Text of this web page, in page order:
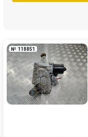
Mitsubishi
Opel
Porsche
№ 118851